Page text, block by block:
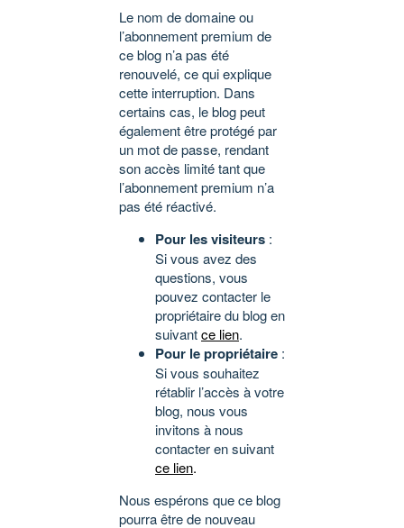
Le nom de domaine ou
l’abonnement premium de
ce blog n’a pas été
renouvelé, ce qui explique
cette interruption. Dans
certains cas, le blog peut
également être protégé par
un mot de passe, rendant
son accès limité tant que
l’abonnement premium n’a
pas été réactivé.
Pour les visiteurs :
Si vous avez des
questions, vous
pouvez contacter le
propriétaire du blog en
suivantce lien.
Pour le propriétaire :
Si vous souhaitez
rétablir l’accès à votre
blog, nous vous
invitons à nous
contacter en suivant
ce lien.
Nous espérons que ce blog
pourra être de nouveau